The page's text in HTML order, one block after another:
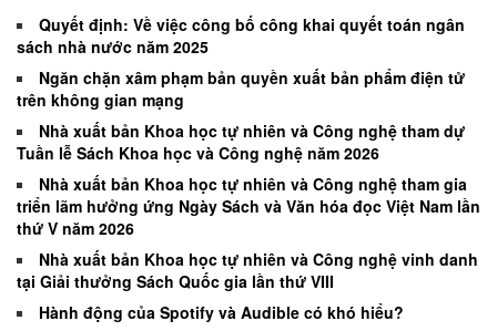
Quyết định: Về việc công bố công khai quyết toán ngân
sách nhà nước năm 2025
Ngăn chặn xâm phạm bản quyền xuất bản phẩm điện tử
trên không gian mạng
Nhà xuất bản Khoa học tự nhiên và Công nghệ tham dự
Tuần lễ Sách Khoa học và Công nghệ năm 2026
Nhà xuất bản Khoa học tự nhiên và Công nghệ tham gia
triển lãm hưởng ứng Ngày Sách và Văn hóa đọc Việt Nam lần
thứ V năm 2026
Nhà xuất bản Khoa học tự nhiên và Công nghệ vinh danh
tại Giải thưởng Sách Quốc gia lần thứ VIII
Hành động của Spotify và Audible có khó hiểu?